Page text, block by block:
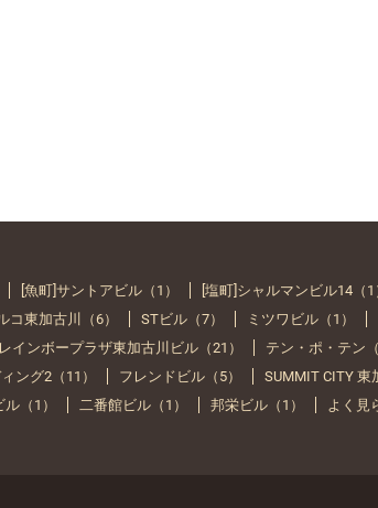
[魚町]サントアビル（1） [塩町]シャルマンビル14（1
コ東加古川（6） STビル（7） ミツワビル（1）
レインボープラザ東加古川ビル（21） テン・ポ・テン（
ング2（11） フレンドビル（5） SUMMIT CITY 東
（1） 二番館ビル（1） 邦栄ビル（1） よく見